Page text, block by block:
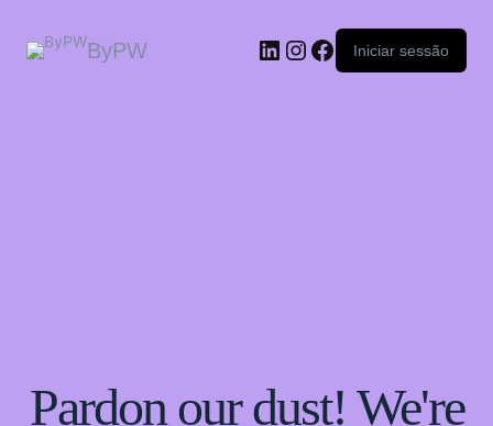
ByPW Iniciar sessão
Pardon our dust! We're